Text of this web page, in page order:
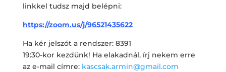
linkkel tudsz majd belépni:
https://zoom.us/j/96521435622
Ha kér jelszót a rendszer: 8391
19:30-kor kezdünk! Ha elakadnál, írj nekem erre
az e-mail címre: kascsak.armin@gmail.com